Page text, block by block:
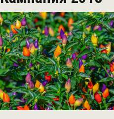
млн.
лв.
бюджета
по
държавната
помощ
за
съхранение
на
плодове